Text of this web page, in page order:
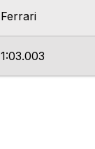
Ferrari
1:03.003